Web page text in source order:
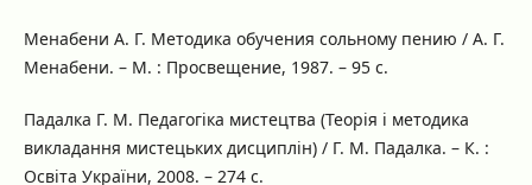
Менабени А. Г. Методика обучения сольному пению / А. Г.
Менабени. – М. : Просвещение, 1987. – 95 с.
Падалка Г. М. Педагогіка мистецтва (Теорія і методика
викладання мистецьких дисциплін) / Г. М. Падалка. – К. :
Освіта України, 2008. – 274 с.